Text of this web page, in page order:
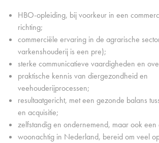
HBO-opleiding, bij voorkeur in een
richting;
commerciële ervaring in de agrarische
varkenshouderij is een pre);
sterke communicatieve vaardigheden en
praktische kennis van diergezondheid en
veehouderijprocessen;
resultaatgericht, met een gezonde balans
en acquisitie;
zelfstandig en ondernemend, maar ook een
woonachtig in Nederland, bereid om veel